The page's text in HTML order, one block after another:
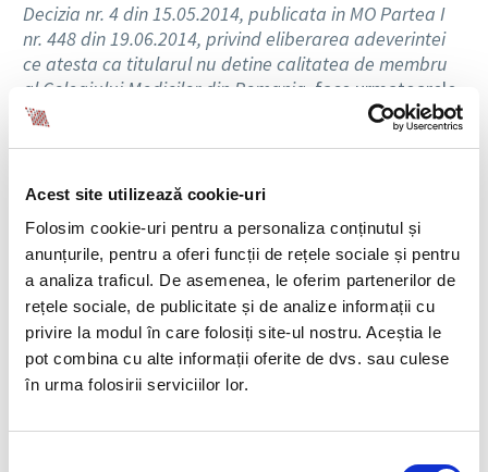
Acest site utilizează cookie-uri
Folosim cookie-uri pentru a personaliza conținutul și
anunțurile, pentru a oferi funcții de rețele sociale și pentru
a analiza traficul. De asemenea, le oferim partenerilor de
rețele sociale, de publicitate și de analize informații cu
privire la modul în care folosiți site-ul nostru. Aceștia le
pot combina cu alte informații oferite de dvs. sau culese
în urma folosirii serviciilor lor.
Decizia nr. 4 din 15.05.2014, publicata in MO Partea I
nr. 448 din 19.06.2014, privind eliberarea adeverintei
ce atesta ca titularul nu detine calitatea de membru
al Colegiului Medicilor din Romania, face urmatoarele
precizari
la cerere, o adeverinta prin care se certifica faptul ca
Comentariu: Prezenta decizie cuprinde: actele
necesare eliberarii adeverintei, formatul acesteia si
tariful perceput.
Ordonanta de urgenta nr. 40/2014
Ordonanta de urgenta nr. 40 din 18.06.2014, publicata